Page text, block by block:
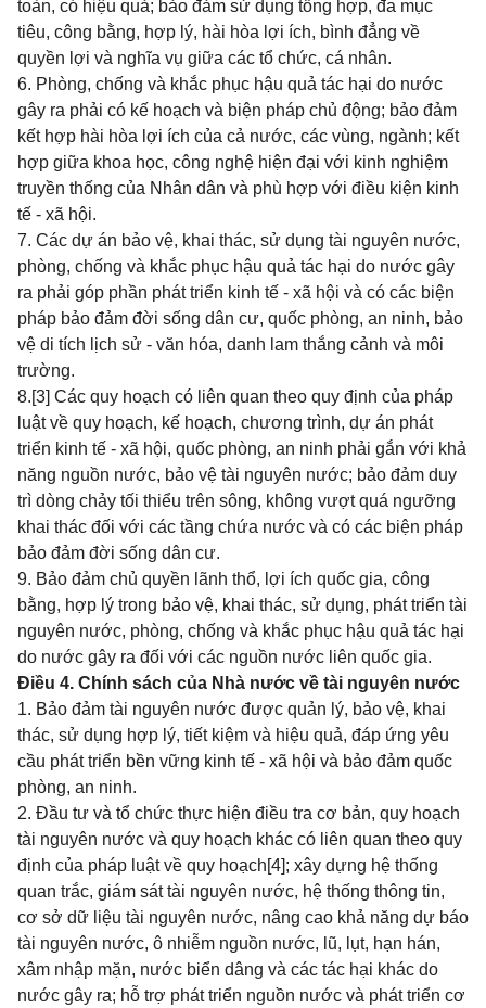
toàn, có hiệu quả; bảo đảm sử dụng tổng hợp, đa mục
tiêu, công bằng, hợp lý, hài hòa lợi ích, bình đẳng về
quyền lợi và nghĩa vụ giữa các tổ chức, cá nhân.
6. Phòng, chống và khắc phục hậu quả tác hại do nước
gây ra phải có kế hoạch và biện pháp chủ động; bảo đảm
kết hợp hài hòa lợi ích của cả nước, các vùng, ngành; kết
hợp giữa khoa học, công nghệ hiện đại với kinh nghiệm
truyền thống của Nhân dân và phù hợp với điều kiện kinh
tế - xã hội.
7. Các dự án bảo vệ, khai thác, sử dụng tài nguyên nước,
phòng, chống và khắc phục hậu quả tác hại do nước gây
ra phải góp phần phát triển kinh tế - xã hội và có các biện
pháp bảo đảm đời sống dân cư, quốc phòng, an ninh, bảo
vệ di tích lịch sử - văn hóa, danh lam thắng cảnh và môi
trường.
8.[3] Các quy hoạch có liên quan theo quy định của pháp
luật về quy hoạch, kế hoạch, chương trình, dự án phát
triển kinh tế - xã hội, quốc phòng, an ninh phải gắn với khả
năng nguồn nước, bảo vệ tài nguyên nước; bảo đảm duy
trì dòng chảy tối thiểu trên sông, không vượt quá ngưỡng
khai thác đối với các tầng chứa nước và có các biện pháp
bảo đảm đời sống dân cư.
9. Bảo đảm chủ quyền lãnh thổ, lợi ích quốc gia, công
bằng, hợp lý trong bảo vệ, khai thác, sử dụng, phát triển tài
nguyên nước, phòng, chống và khắc phục hậu quả tác hại
do nước gây ra đối với các nguồn nước liên quốc gia.
Điều 4. Chính sách của Nhà nước về tài nguyên nước
1. Bảo đảm tài nguyên nước được quản lý, bảo vệ, khai
thác, sử dụng hợp lý, tiết kiệm và hiệu quả, đáp ứng yêu
cầu phát triển bền vững kinh tế - xã hội và bảo đảm quốc
phòng, an ninh.
2. Đầu tư và tổ chức thực hiện điều tra cơ bản, quy hoạch
tài nguyên nước và quy hoạch khác có liên quan theo quy
định của pháp luật về quy hoạch[4]; xây dựng hệ thống
quan trắc, giám sát tài nguyên nước, hệ thống thông tin,
cơ sở dữ liệu tài nguyên nước, nâng cao khả năng dự báo
tài nguyên nước, ô nhiễm nguồn nước, lũ, lụt, hạn hán,
xâm nhập mặn, nước biển dâng và các tác hại khác do
nước gây ra; hỗ trợ phát triển nguồn nước và phát triển cơ